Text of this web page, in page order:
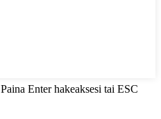
Paina Enter hakeaksesi tai ESC